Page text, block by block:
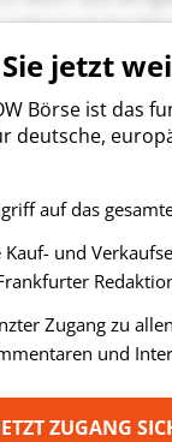
jetzt
Börse ist das
deutsche,
auf das
Kauf- und
Zugang zu
und
ZUGANG